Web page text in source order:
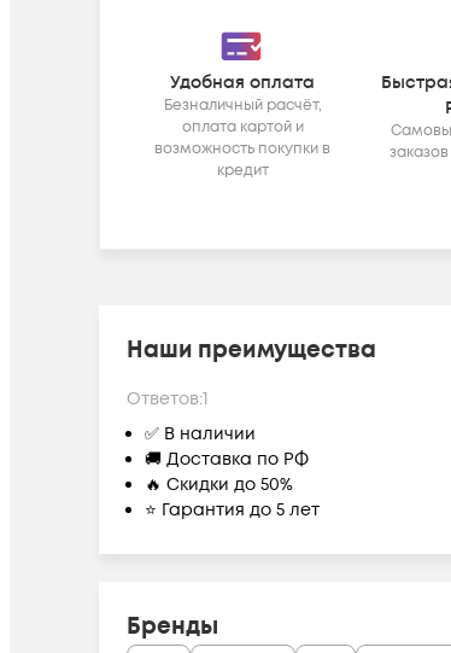
Удобная оплата
Безналичный расчёт,
оплата картой и
возможность покупки в
кредит
Наши преимущества
Ответов:1
✅ В наличии
🚚 Доставка по РФ
🔥 Скидки до 50%
⭐ Гарантия до 5 лет
Бренды